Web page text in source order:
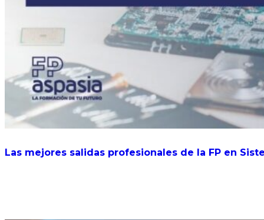
Las mejores salidas profesionales de la FP en